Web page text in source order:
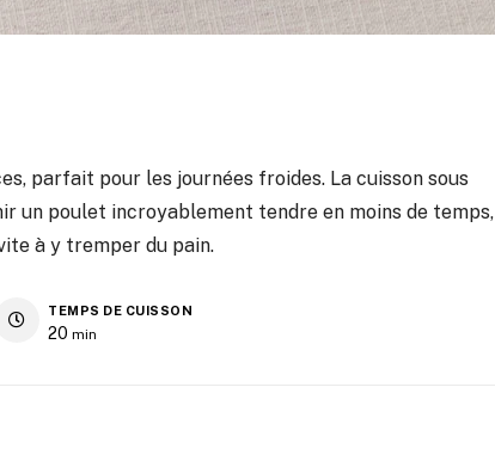
parfait pour les journées froides. La cuisson sous
un poulet incroyablement tendre en moins de temps,
à y tremper du pain.
TEMPS DE CUISSON
20 min